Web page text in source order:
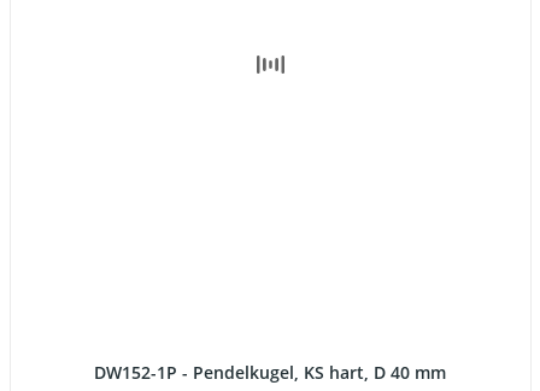
DW152-1P - Pendelkugel, KS hart, D 40 mm